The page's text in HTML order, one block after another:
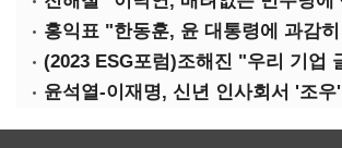
윤석열-이재명, 신년 인사회서 '조우'